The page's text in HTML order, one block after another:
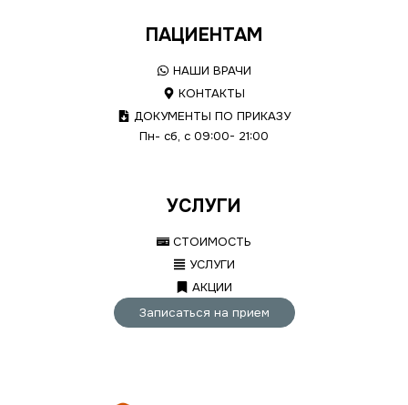
ПАЦИЕНТАМ
НАШИ ВРАЧИ
КОНТАКТЫ
ДОКУМЕНТЫ ПО ПРИКАЗУ
Пн- сб, с 09:00- 21:00
УСЛУГИ
СТОИМОСТЬ
УСЛУГИ
АКЦИИ
Записаться на прием